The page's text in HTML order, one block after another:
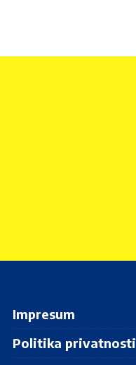
Impresum
Politika privatnosti